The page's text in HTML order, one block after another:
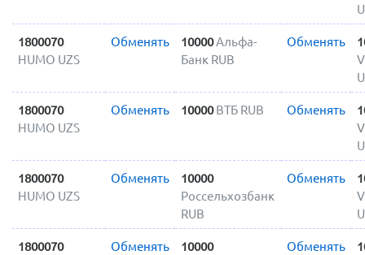
1800070
HUMO UZS
Обменять 10000Альфа-
Банк RUB
Обменять
1800070
HUMO UZS
Обменять 10000 ВТБ RUB Обменять
1800070
HUMO UZS
Обменять
10000
Россельхозбанк
RUB
Обменять
1800070
Обменять
10000
Обменять